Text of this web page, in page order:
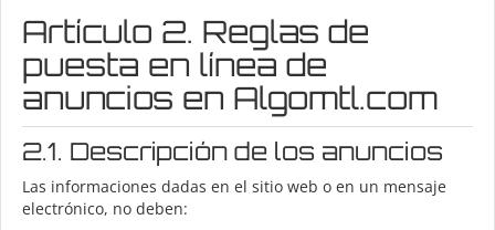
Artículo 2. Reglas de
puesta en línea de
anuncios en Algomtl.com
2.1. Descripción de los anuncios
Las informaciones dadas en el sitio web o en un mensaje
electrónico, no deben: